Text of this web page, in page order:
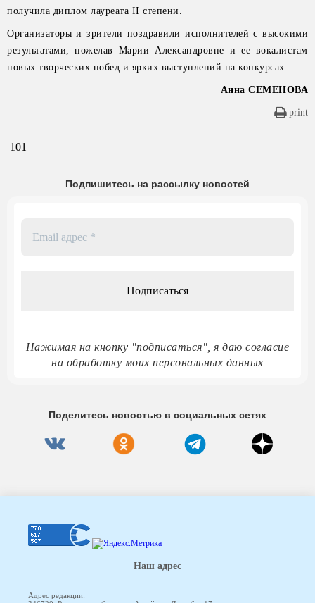
получила диплом лауреата II степени.
Организаторы и зрители поздравили исполнителей с высокими
результатами, пожелав Марии Александровне и ее вокалистам
новых творческих побед и ярких выступлений на конкурсах.
Анна СЕМЕНОВА
print
101
Подпишитесь на рассылку новостей
Нажимая на кнопку "подписаться", я даю согласие
на обработку моих персональных данных
Поделитесь новостью в социальных сетях
Наш адрес
Адрес редакции: